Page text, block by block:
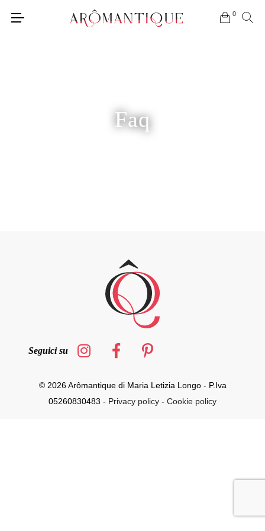
0
Faq
Seguici su
© 2026 Arômantique di Maria Letizia Longo - P.Iva
05260830483 - Privacy policy - Cookie policy